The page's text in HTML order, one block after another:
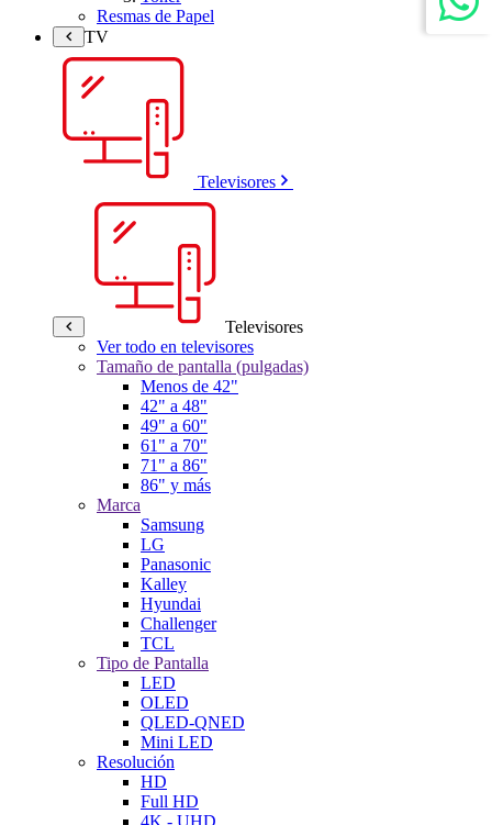
Resmas de Papel
TV
Televisores
Televisores
Ver todo en televisores
Tamaño de pantalla (pulgadas)
Menos de 42"
42" a 48"
49" a 60"
61" a 70"
71" a 86"
86" y más
Marca
Samsung
LG
Panasonic
Kalley
Hyundai
Challenger
TCL
Tipo de Pantalla
LED
OLED
QLED-QNED
Mini LED
Resolución
HD
Full HD
4K - UHD